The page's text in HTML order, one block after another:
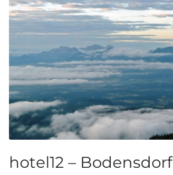
hotel12 – Bodensdorf